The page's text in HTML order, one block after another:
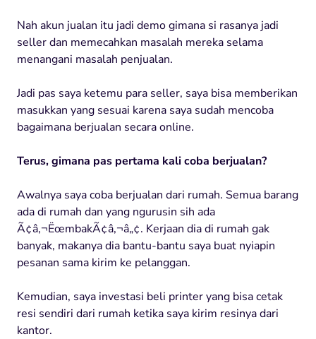
Nah akun jualan itu jadi demo gimana si rasanya jadi
seller dan memecahkan masalah mereka selama
menangani masalah penjualan.
Jadi pas saya ketemu para seller, saya bisa memberikan
masukkan yang sesuai karena saya sudah mencoba
bagaimana berjualan secara online.
Terus, gimana pas pertama kali coba berjualan?
Awalnya saya coba berjualan dari rumah. Semua barang
ada di rumah dan yang ngurusin sih ada
Ã¢â‚¬ËœmbakÃ¢â‚¬â„¢. Kerjaan dia di rumah gak
banyak, makanya dia bantu-bantu saya buat nyiapin
pesanan sama kirim ke pelanggan.
Kemudian, saya investasi beli printer yang bisa cetak
resi sendiri dari rumah ketika saya kirim resinya dari
kantor.